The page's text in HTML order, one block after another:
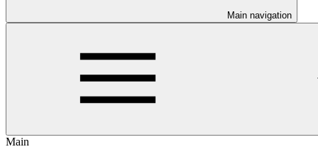
Main navigation
Main